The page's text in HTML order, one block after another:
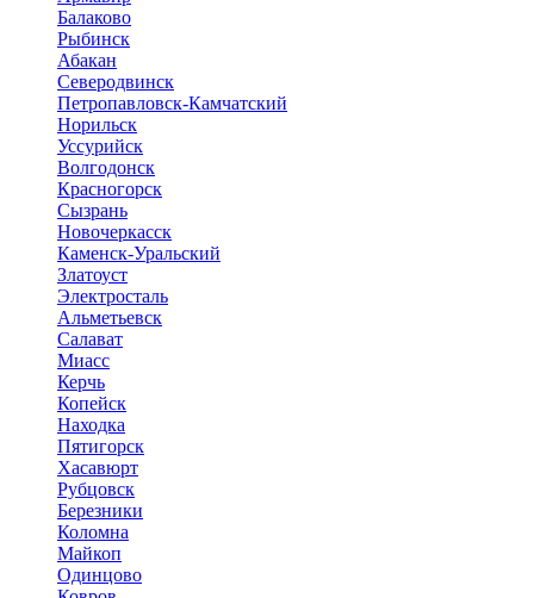
Балаково
Рыбинск
Абакан
Северодвинск
Петропавловск-Камчатский
Норильск
Уссурийск
Волгодонск
Красногорск
Сызрань
Новочеркасск
Каменск-Уральский
Златоуст
Электросталь
Альметьевск
Салават
Миасс
Керчь
Копейск
Находка
Пятигорск
Хасавюрт
Рубцовск
Березники
Коломна
Майкоп
Одинцово